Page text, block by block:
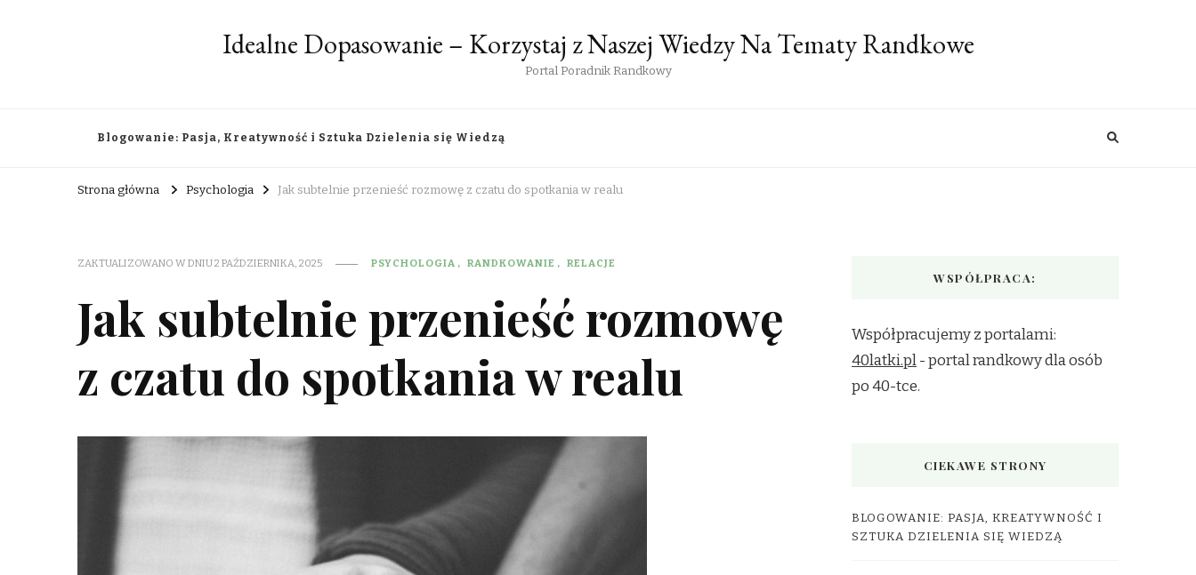
Idealne Dopasowanie – Korzystaj z Naszej Wiedzy Na Tematy Randkowe
Portal Poradnik Randkowy
Blogowanie: Pasja, Kreatywność i Sztuka Dzielenia się Wiedzą
Strona główna Psychologia Jak subtelnie przenieść rozmowę z czatu do spotkania w realu
ZAKTUALIZOWANO W DNIU2 PAŹDZIERNIKA, 2025 PSYCHOLOGIA RANDKOWANIE RELACJE
Jak subtelnie przenieść rozmowę
z czatu do spotkania w realu
WSPÓŁPRACA:
Współpracujemy z portalami:
40latki.pl- portal randkowy dla osób
po 40-tce.
CIEKAWE STRONY
BLOGOWANIE: PASJA, KREATYWNOŚĆ I
SZTUKA DZIELENIA SIĘ WIEDZĄ